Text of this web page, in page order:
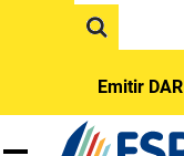
Casa Civil do Governador
Emitir DAR